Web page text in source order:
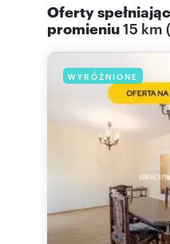
Oferty
promieniu15 km (
WYRÓŻNIONE